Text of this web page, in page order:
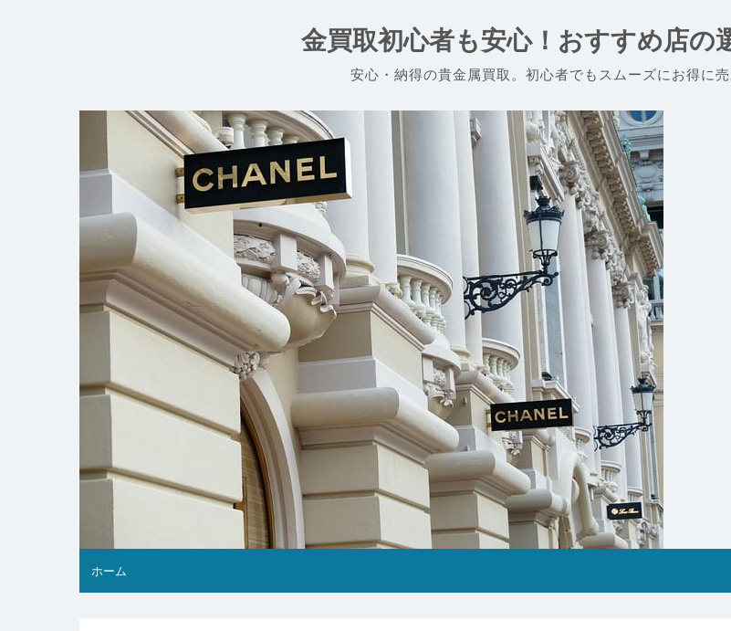
金買取初心者も安心！おすすめ店の
安心・納得の貴金属買取。初心者でもスムーズにお得に
ホーム